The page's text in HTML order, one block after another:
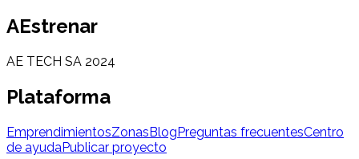
AEstrenar
AE TECH SA 2024
Plataforma
EmprendimientosZonasBlogPreguntas frecuentesCentro
de ayudaPublicar proyecto